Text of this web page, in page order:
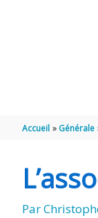
Accueil Générale
Par